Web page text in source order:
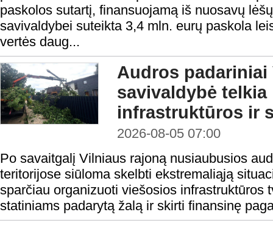
paskolos sutartį, finansuojamą iš nuosavų
savivaldybei suteikta 3,4 mln. eurų paskola
vertės daug...
Audros
savivaldybė telkia
infrastruktūros ir
2026-08-05 07:00
Po savaitgalį Vilniaus rajoną nusiaubusios
teritorijose siūloma skelbti ekstremaliąją
sparčiau organizuoti viešosios infrastruktūros
statiniams padarytą žalą ir skirti finansinę